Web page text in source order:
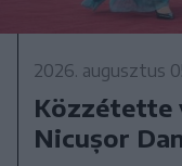
2026. augusztus
Közzétette
Nicușor